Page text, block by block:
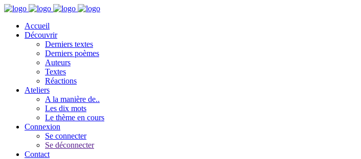
Accueil
Découvrir
Derniers textes
Derniers poèmes
Auteurs
Textes
Réactions
Ateliers
A la manière de..
Les dix mots
Le thème en cours
Connexion
Se connecter
Se déconnecter
Contact